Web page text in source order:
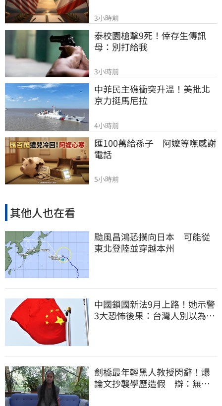
3小時前
泰校園槍擊9死！倖存生傳訊
母：別打給我
3小時前
中菲民主礁衝突升溫！美批北
京力挺馬尼拉
4小時前
匯100萬給孫子　阿嬤等嘸感謝
電話
5小時前
其他人也在看
颱風昌鴻恐撲向日本 可能從
東北登陸並穿越本州
中國鎖國新法9月上路！她示警
3大恐怖後果：台灣人別以為是
劍橋最年輕黑人教授閃辭！爆
論文抄襲學歷造假 辯：無法